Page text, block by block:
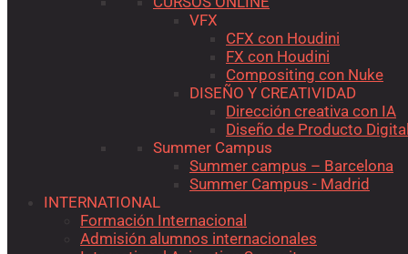
VFX
CFX con Houdini
FX con Houdini
Compositing con Nuke
DISEÑO Y CREATIVIDAD
Dirección creativa con IA
Diseño de Producto
Summer Campus
Summer campus – Barcelona
Summer Campus - Madrid
INTERNATIONAL
Formación Internacional
Admisión alumnos internacionales